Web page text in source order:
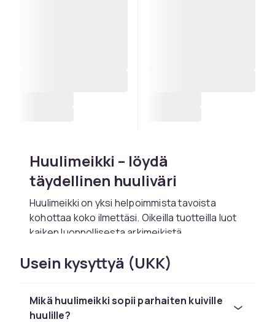
Huulimeikki – löydä
täydellinen huuliväri
Huulimeikki on yksi helpoimmista tavoista
kohottaa koko ilmettäsi. Oikeilla tuotteilla luot
kaiken luonnollisesta arkimeikistä
kattavan valikoiman huulimeikkituotteita
tunnetuilta brändeiltä. Kaikki tilaukset
kotiovellesi.
Usein kysyttyä (UKK)
Mikä huulimeikki sopii parhaiten kuiville
huulille?